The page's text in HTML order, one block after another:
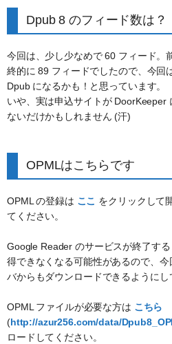
Dpub 8 のフィード数は？
今回は、少し少なめで 60 フィード。
終的に 89 フィードでしたので、今回
Dpub になるかも！と思っています。
いや、実は申込サイトが DoorKeeper
ないだけかもしれません (汗)
OPMLはこちらです
OPML の登録は ここ をクリックして
てください。
Google Reader のサービスが終了す
得できなくなる可能性があるので、
バからもダウンロードできるようにし
OPML ファイルが必要な方は こちら
(http://azur256.com/data/
ロードしてください。